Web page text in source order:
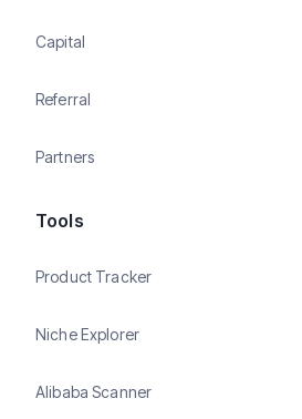
Capital
Referral
Partners
Tools
Product Tracker
Niche Explorer
Alibaba Scanner